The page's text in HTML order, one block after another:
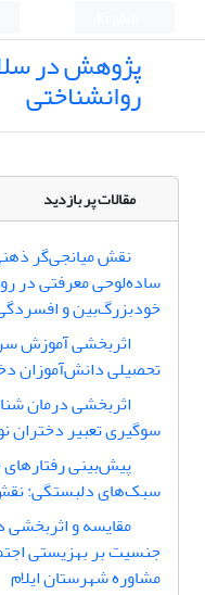
پژوهش در
روانشناختی
مقالات پر بازدید
نقش میانجی‌گر
ساده‌لوحی معرفتی در
خودبزرگ‌بین و
اثربخشی آموزش
تحصیلی دانش‌آموزان
اثربخشی درمان
سوگیری تعبیر دختران
پیش‌بینی
سبک‌های دلبستگی:
مقایسه و
جنسیت بر بهزیستی
مشاوره شهرستان ایلام